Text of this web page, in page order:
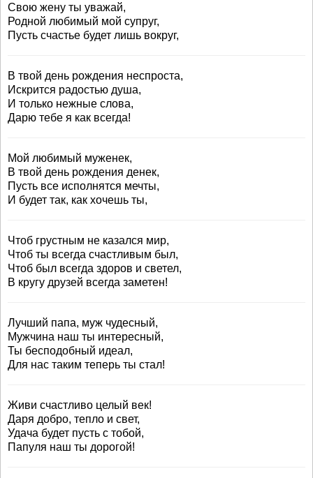
Свою жену ты уважай,
Родной любимый мой супруг,
Пусть счастье будет лишь вокруг,
В твой день рождения неспроста,
Искрится радостью душа,
И только нежные слова,
Дарю тебе я как всегда!
Мой любимый муженек,
В твой день рождения денек,
Пусть все исполнятся мечты,
И будет так, как хочешь ты,
Чтоб грустным не казался мир,
Чтоб ты всегда счастливым был,
Чтоб был всегда здоров и светел,
В кругу друзей всегда заметен!
Лучший папа, муж чудесный,
Мужчина наш ты интересный,
Ты бесподобный идеал,
Для нас таким теперь ты стал!
Живи счастливо целый век!
Даря добро, тепло и свет,
Удача будет пусть с тобой,
Папуля наш ты дорогой!